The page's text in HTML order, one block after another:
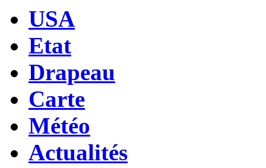
USA
Etat
Drapeau
Carte
Météo
Actualités